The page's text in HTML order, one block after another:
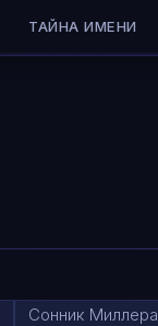
ТАЙНА ИМЕНИ
Сонник Миллера